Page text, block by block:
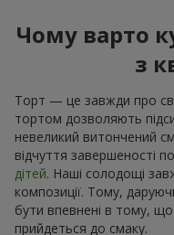
Чому варто
з
Торт — це завжди про
тортом дозволяють
невеликий витончений
відчуття завершеності
дітей. Наші солодощі
композиції. Тому,
бути впевнені в тому,
прийдеться до смаку.